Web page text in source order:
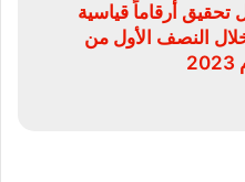
تحقيق أرقاماً قياسية
النصف الأول من